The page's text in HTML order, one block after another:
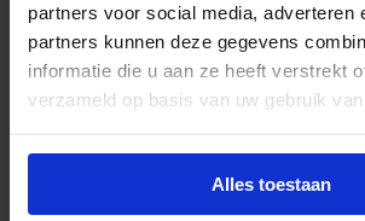
partners voor social media, adverteren
partners kunnen deze gegevens
informatie die u aan ze heeft verstrekt
verzameld op basis van uw gebruik
Alles toestaan
€80,59 excl. btw
€ 97,51 incl.btw
+
- In